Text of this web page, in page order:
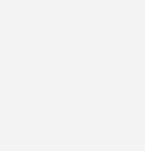
(Explainable Artificial
personalisierten Analyse von
kann, um die
und daraus
"Wissenschaft"